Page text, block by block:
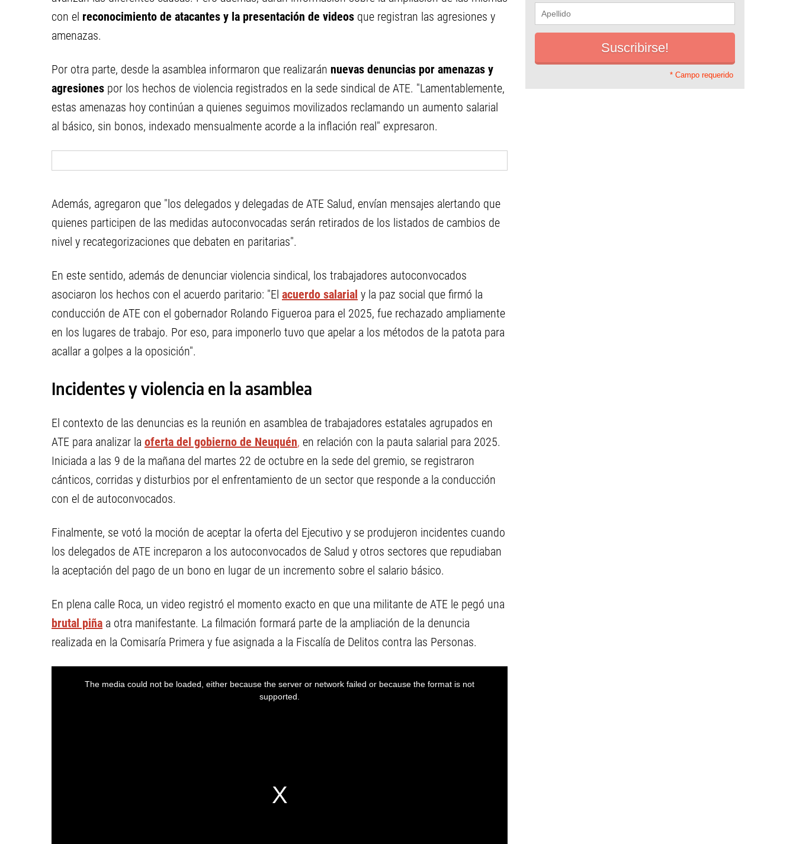
con el reconocimiento de atacantes y la presentación de videos que registran las agresiones y
amenazas.
Por otra parte, desde la asamblea informaron que realizarán nuevas denuncias por amenazas y
agresiones por los hechos de violencia registrados en la sede sindical de ATE. "Lamentablemente,
estas amenazas hoy continúan a quienes seguimos movilizados reclamando un aumento salarial
al básico, sin bonos, indexado mensualmente acorde a la inflación real" expresaron.
Además, agregaron que "los delegados y delegadas de ATE Salud, envían mensajes alertando que
quienes participen de las medidas autoconvocadas serán retirados de los listados de cambios de
nivel y recategorizaciones que debaten en paritarias".
En este sentido, además de denunciar violencia sindical, los trabajadores autoconvocados
asociaron los hechos con el acuerdo paritario: "El acuerdo salarial y la paz social que firmó la
conducción de ATE con el gobernador Rolando Figueroa para el 2025, fue rechazado ampliamente
en los lugares de trabajo. Por eso, para imponerlo tuvo que apelar a los métodos de la patota para
acallar a golpes a la oposición".
Incidentes y violencia en la asamblea
El contexto de las denuncias es la reunión en asamblea de trabajadores estatales agrupados en
ATE para analizar la oferta del gobierno de Neuquén, en relación con la pauta salarial para 2025.
Iniciada a las 9 de la mañana del martes 22 de octubre en la sede del gremio, se registraron
cánticos, corridas y disturbios por el enfrentamiento de un sector que responde a la conducción
con el de autoconvocados.
Finalmente, se votó la moción de aceptar la oferta del Ejecutivo y se produjeron incidentes cuando
los delegados de ATE increparon a los autoconvocados de Salud y otros sectores que repudiaban
la aceptación del pago de un bono en lugar de un incremento sobre el salario básico.
En plena calle Roca, un video registró el momento exacto en que una militante de ATE le pegó una
brutal piña a otra manifestante. La filmación formará parte de la ampliación de la denuncia
realizada en la Comisaría Primera y fue asignada a la Fiscalía de Delitos contra las Personas.
* Campo requerido